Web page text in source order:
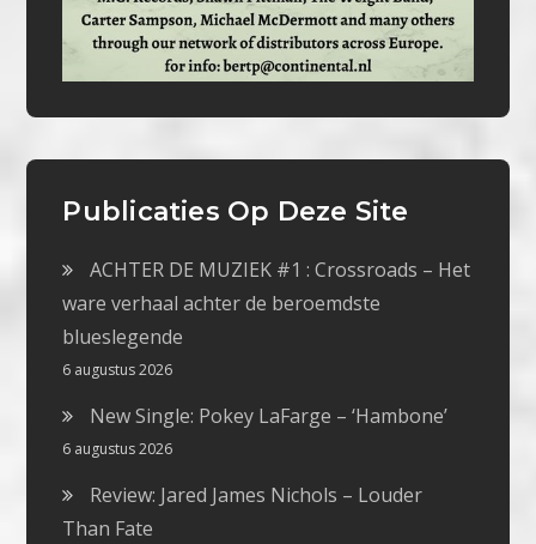
Publicaties Op Deze Site
ACHTER DE MUZIEK #1 : Crossroads – Het
ware verhaal achter de beroemdste
blueslegende
6 augustus 2026
New Single: Pokey LaFarge – ‘Hambone’
6 augustus 2026
Review: Jared James Nichols – Louder
Than Fate